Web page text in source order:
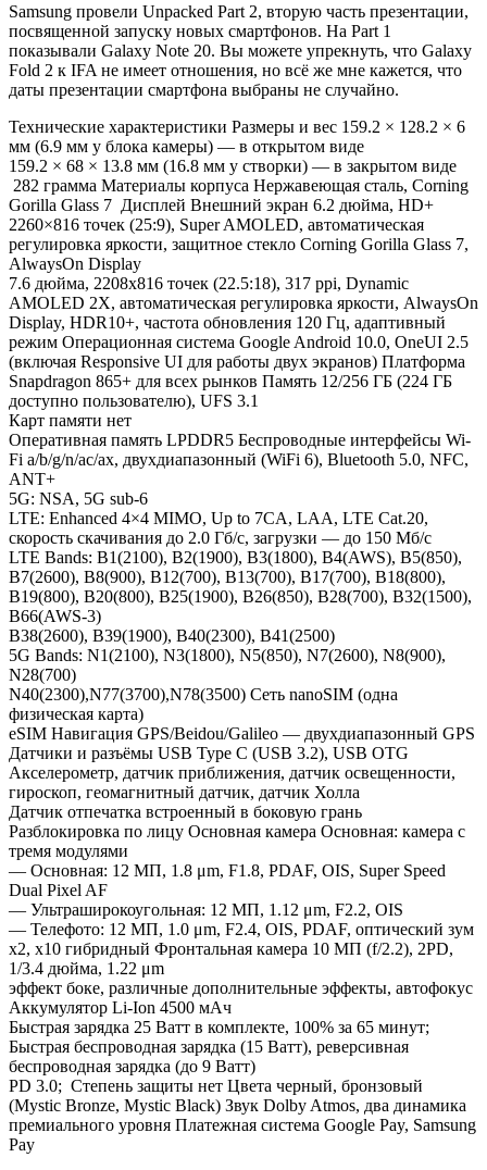
Samsung провели Unpacked Part 2, вторую часть презентации,
посвященной запуску новых смартфонов. На Part 1
показывали Galaxy Note 20. Вы можете упрекнуть, что Galaxy
Fold 2 к IFA не имеет отношения, но всё же мне кажется, что
даты презентации смартфона выбраны не случайно.
Технические характеристики Размеры и вес 159.2 × 128.2 × 6
мм (6.9 мм у блока камеры) — в открытом виде
159.2 × 68 × 13.8 мм (16.8 мм у створки) — в закрытом виде
282 грамма Материалы корпуса Нержавеющая сталь, Corning
Gorilla Glass 7 Дисплей Внешний экран 6.2 дюйма, HD+
2260×816 точек (25:9), Super AMOLED, автоматическая
регулировка яркости, защитное стекло Corning Gorilla Glass 7,
AlwaysOn Display
7.6 дюйма, 2208х816 точек (22.5:18), 317 ppi, Dynamic
AMOLED 2Х, автоматическая регулировка яркости, AlwaysOn
Display, HDR10+, частота обновления 120 Гц, адаптивный
режим Операционная система Google Android 10.0, OneUI 2.5
(включая Responsive UI для работы двух экранов) Платформа
Snapdragon 865+ для всех рынков Память 12/256 ГБ (224 ГБ
доступно пользователю), UFS 3.1
Карт памяти нет
Оперативная память LPDDR5 Беспроводные интерфейсы Wi-
Fi a/b/g/n/ac/ax, двухдиапазонный (WiFi 6), Bluetooth 5.0, NFC,
ANT+
5G: NSA, 5G sub-6
LTE: Enhanced 4×4 MIMO, Up to 7CA, LAA, LTE Cat.20,
скорость скачивания до 2.0 Гб/c, загрузки — до 150 Мб/c
LTE Bands: B1(2100), B2(1900), B3(1800), B4(AWS), B5(850),
B7(2600), B8(900), B12(700), B13(700), B17(700), B18(800),
B19(800), B20(800), B25(1900), B26(850), B28(700), B32(1500),
B66(AWS-3)
B38(2600), B39(1900), B40(2300), B41(2500)
5G Bands: N1(2100), N3(1800), N5(850), N7(2600), N8(900),
N28(700)
N40(2300),N77(3700),N78(3500) Сеть nanoSIM (одна
физическая карта)
eSIM Навигация GPS/Beidou/Galileo — двухдиапазонный GPS
Датчики и разъёмы USB Type C (USB 3.2), USB OTG
Акселерометр, датчик приближения, датчик освещенности,
гироскоп, геомагнитный датчик, датчик Холла
Датчик отпечатка встроенный в боковую грань
Разблокировка по лицу Основная камера Основная: камера с
тремя модулями
— Основная: 12 МП, 1.8 μm, F1.8, PDAF, OIS, Super Speed
Dual Pixel AF
— Ультраширокоугольная: 12 МП, 1.12 μm, F2.2, OIS
— Телефото: 12 МП, 1.0 μm, F2.4, OIS, PDAF, оптический зум
x2, х10 гибридный Фронтальная камера 10 МП (f/2.2), 2PD,
1/3.4 дюйма, 1.22 μm
эффект боке, различные дополнительные эффекты, автофокус
Аккумулятор Li-Ion 4500 мАч
Быстрая зарядка 25 Ватт в комплекте, 100% за 65 минут;
Быстрая беспроводная зарядка (15 Ватт), реверсивная
беспроводная зарядка (до 9 Ватт)
PD 3.0; Степень защиты нет Цвета черный, бронзовый
(Mystic Bronze, Mystic Black) Звук Dolby Atmos, два динамика
премиального уровня Платежная система Google Pay, Samsung
Pay